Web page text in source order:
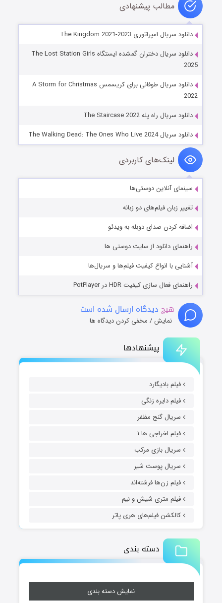
پیشنهادها
فیلم بادیگارد
فیلم دایره زنگی
سریال گنج مظفر
فیلم اخراجی ها ۱
سریال بازی مرکب
سریال پوست شیر
فیلم زن‌ها فرشته‌اند
فیلم متری شیش و نیم
کالکشن فیلم‌های هری پاتر
دسته بندی
نمایش دسته بندی
مطالب پیشنهادی
دانلود سریال امپراتوری The Kingdom 2021-2023
دانلود سریال دختران گمشده ایستگاه The Lost Station Girls
2025
دانلود سریال طوفانی برای کریسمس A Storm for Christmas
2022
دانلود سریال راه پله The Staircase 2022
دانلود سریال The Walking Dead: The Ones Who Live 2024
لینک‌های کاربردی
سینمای آنلاین دوستی‌ها
تغییر زبان فیلم‌های دو زبانه
اضافه کردن صدای دوبله به ویدئو
راهنمای دانلود از سایت دوستی ها
آشنایی با انواع کیفیت فیلم‌ها و سریال‌ها
راهنمای فعال سازی کیفیت HDR در PotPlayer
هیچ دیدگاه ارسال شده است
نمایش / مخفی کردن دیدگاه ها